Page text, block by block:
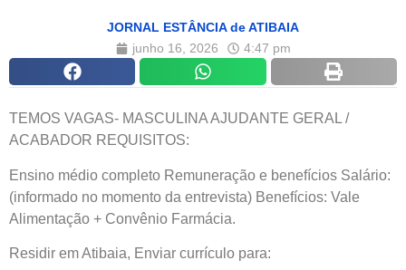
JORNAL ESTÂNCIA de ATIBAIA
junho 16, 2026
4:47 pm
TEMOS VAGAS- MASCULINA AJUDANTE GERAL /
ACABADOR REQUISITOS:
Ensino médio completo Remuneração e benefícios Salário:
(informado no momento da entrevista) Benefícios: Vale
Alimentação + Convênio Farmácia.
Residir em Atibaia, Enviar currículo para: